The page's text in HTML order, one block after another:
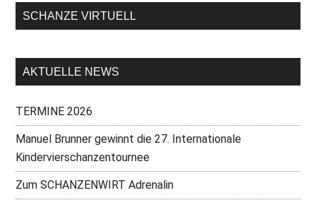
SCHANZE VIRTUELL
AKTUELLE NEWS
TERMINE 2026
Manuel Brunner gewinnt die 27. Internationale
Kindervierschanzentournee
Zum SCHANZENWIRT Adrenalin